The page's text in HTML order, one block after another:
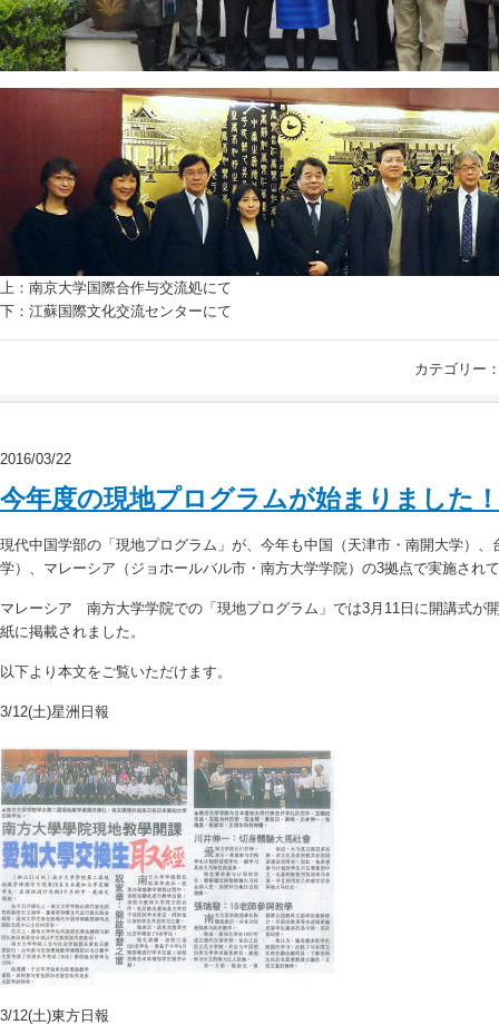
上：南京大学国際合作与交流処にて
下：江蘇国際文化交流センターにて
カテゴリー
2016/03/22
今年度の現地プログラムが始まりました！
現代中国学部の「現地プログラム」が、今年も中国（天津市・南開大学）、
学）、マレーシア（ジョホールバル市・南方大学学院）の3拠点で実施され
マレーシア 南方大学学院での「現地プログラム」では3月11日に開講式が
紙に掲載されました。
以下より本文をご覧いただけます。
3/12(土)星洲日報
3/12(土)東方日報